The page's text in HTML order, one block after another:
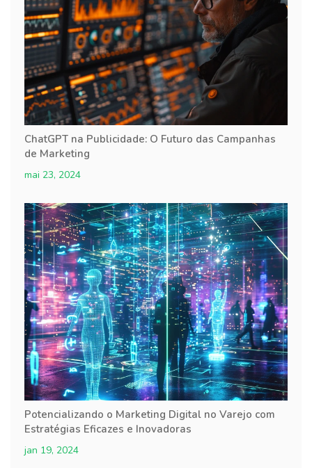
ChatGPT na Publicidade: O Futuro das Campanhas
de Marketing
mai 23, 2024
Potencializando o Marketing Digital no Varejo com
Estratégias Eficazes e Inovadoras
jan 19, 2024